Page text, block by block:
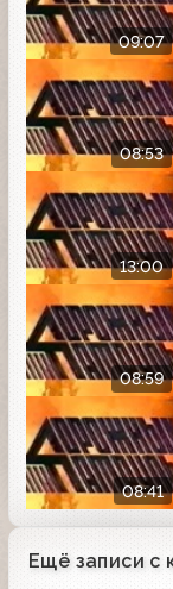
09:07
08:53
13:00
08:59
08:41
Ещё записи с